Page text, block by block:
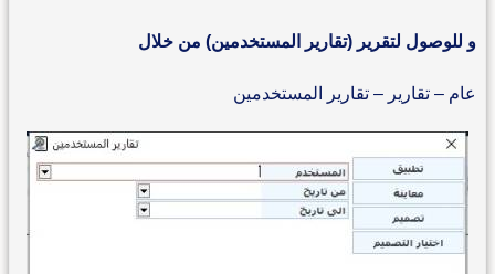
و للوصول لتقرير (تقارير المستخدمين) من خلال
عام – تقارير – تقارير المستخدمين